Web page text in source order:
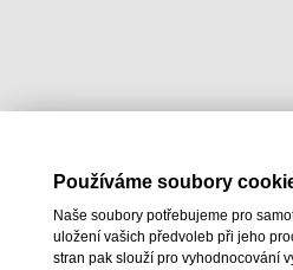
Používáme soubory
Naše soubory potřebujeme pro
uložení vašich předvoleb při jeho
stran pak slouží pro vyhodnocování